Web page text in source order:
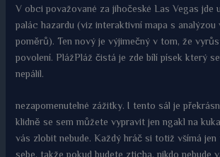
V obci považované za jihočeské Las Vegas jde
palác hazardu (viz interaktivní mapa s
poměrů). Ten nový je výjimečný v tom, že
povolení. PlážPláž čistá je zde bílí písek který
nepálil.
nezapomenutelné zážitky. I tento sál je
klidně se sem můžete vypravit jen ngakl na
vás zlobit nebude. Každý hráč si totiž všímá jen